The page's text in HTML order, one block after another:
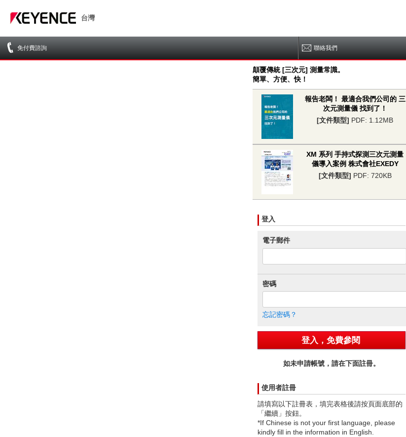
台灣
免付費諮詢 聯絡我們
顛覆傳統 [三次元] 測量常識。
簡單、方便、快！
報告老闆！ 最適合我們公司的 三
次元測量儀 找到了！
[文件類型] PDF: 1.12MB
XM 系列 手持式探測三次元測量
儀導入案例 株式會社EXEDY
[文件類型] PDF: 720KB
登入
電子郵件
密碼
忘記密碼？
如未申請帳號，請在下面註冊。
使用者註冊
請填寫以下註冊表，填完表格後請按頁面底部的
「繼續」按鈕。
*If Chinese is not your first language, please
kindly fill in the information in English.